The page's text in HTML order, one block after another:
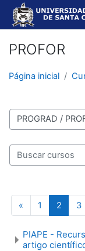
Ir para o conteúdo
PROFOR
Página inicial
Categorias de
Buscar cursos
«Página anterior
1 Página 1
2 3
PIAPE -
artigo